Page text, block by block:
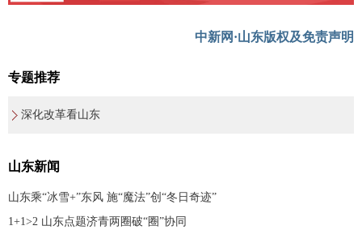
中新网·山东版权及免责声明
专题推荐
深化改革看山东
山东新闻
山东乘“冰雪+”东风 施“魔法”创“冬日奇迹”
1+1>2 山东点题济青两圈破“圈”协同